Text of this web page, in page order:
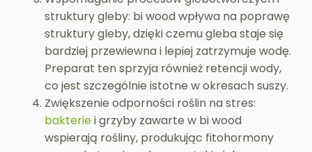
struktury gleby: bi wood wpływa na poprawę
struktury gleby, dzięki czemu gleba staje się
bardziej przewiewna i lepiej zatrzymuje wodę.
Preparat ten sprzyja również retencji wody,
co jest szczególnie istotne w okresach suszy.
Zwiększenie odporności roślin na stres:
bakteriei grzyby zawarte w bi wood
wspierają rośliny, produkując fitohormony